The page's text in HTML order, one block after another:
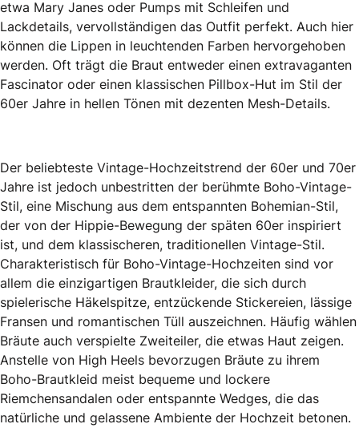
etwa Mary Janes oder Pumps mit Schleifen und
Lackdetails, vervollständigen das Outfit perfekt. Auch hier
können die Lippen in leuchtenden Farben hervorgehoben
werden. Oft trägt die Braut entweder einen extravaganten
Fascinator oder einen klassischen Pillbox-Hut im Stil der
60er Jahre in hellen Tönen mit dezenten Mesh-Details.
Der beliebteste Vintage-Hochzeitstrend der 60er und 70er
Jahre ist jedoch unbestritten der berühmte Boho-Vintage-
Stil, eine Mischung aus dem entspannten Bohemian-Stil,
der von der Hippie-Bewegung der späten 60er inspiriert
ist, und dem klassischeren, traditionellen Vintage-Stil.
Charakteristisch für Boho-Vintage-Hochzeiten sind vor
allem die einzigartigen Brautkleider, die sich durch
spielerische Häkelspitze, entzückende Stickereien, lässige
Fransen und romantischen Tüll auszeichnen. Häufig wählen
Bräute auch verspielte Zweiteiler, die etwas Haut zeigen.
Anstelle von High Heels bevorzugen Bräute zu ihrem
Boho-Brautkleid meist bequeme und lockere
Riemchensandalen oder entspannte Wedges, die das
natürliche und gelassene Ambiente der Hochzeit betonen.